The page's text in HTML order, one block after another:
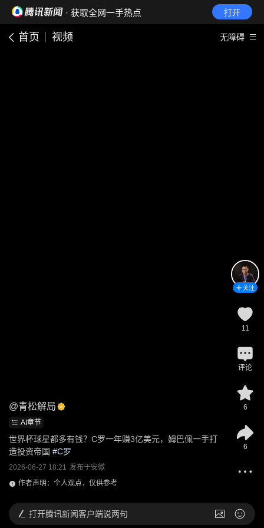
· 获取全网一手热点 打开
首页 视频 无障碍
@青松解局
AI章节
世界杯球星都多有钱？C罗一年赚3亿美元，姆巴佩一手打
造投资帝国 #C罗
2026-06-27 18:21 发布于安徽
作者声明：个人观点，仅供参考
关注
11
评论
6
6
打开腾讯新闻客户端说两句